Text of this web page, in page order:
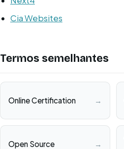
Cia Websites
Termos semelhantes
Online Certification →
Open Source →